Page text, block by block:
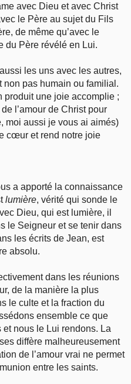
avec Dieu et avec Christ
le Père au sujet du Fils
de même qu’avec le
du Père révélé en Lui.
les uns avec les autres,
non pas humain ou familial.
produit une joie accomplie ;
l’amour de Christ pour
moi aussi je vous ai aimés)
cœur et rend notre joie
a apporté la connaissance
lumière, vérité qui sonde le
Dieu, qui est lumière, il
le Seigneur et se tenir dans
les écrits de Jean, est
absolu.
dans les réunions
de la manière la plus
le culte et la fraction du
ensemble ce que
nous le Lui rendons. La
diffère malheureusement
de l’amour vrai ne permet
entre les saints.